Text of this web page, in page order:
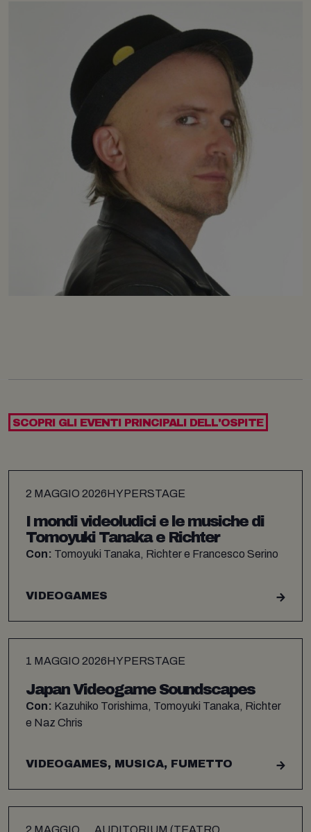
SCOPRI GLI EVENTI PRINCIPALI DELL'OSPITE
2 MAGGIO 2026HYPERSTAGE
I mondi videoludici e le musiche di
Tomoyuki Tanaka e Richter
Con: Tomoyuki Tanaka, Richter e Francesco Serino
VIDEOGAMES
1 MAGGIO 2026HYPERSTAGE
Japan Videogame Soundscapes
Con: Kazuhiko Torishima, Tomoyuki Tanaka, Richter
e Naz Chris
VIDEOGAMES, MUSICA, FUMETTO
2 MAGGIO AUDITORIUM (TEATRO